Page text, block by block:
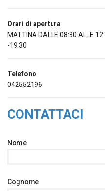
Orari di apertura
MATTINA DALLE 08:30 ALLE
-19:30
Telefono
042552196
CONTATTACI
Nome
Cognome